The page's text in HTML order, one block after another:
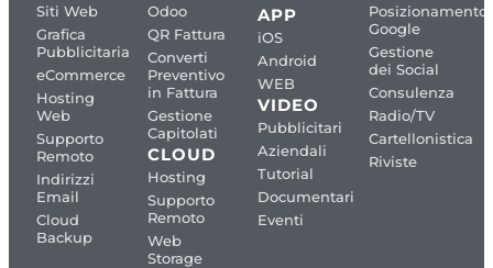
Siti Web
Grafica
Pubblicitaria
eCommerce
Hosting
Web
Supporto
Remoto
Indirizzi
Email
Cloud
Backup
Odoo
QR Fattura
Converti
Preventivo
in Fattura
Gestione
Capitolati
CLOUD
Hosting
Supporto
Remoto
Web
Storage
APP
iOS
Android
WEB
VIDEO
Pubblicitari
Aziendali
Tutorial
Documentari
Eventi
Posizionamento
Google
Gestione
dei Social
Consulenza
Radio/TV
Cartellonistica
Riviste